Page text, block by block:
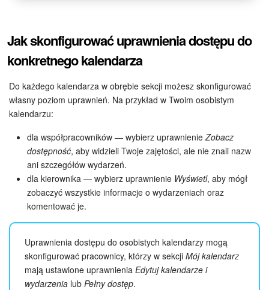
Jak skonfigurować uprawnienia dostępu do
konkretnego kalendarza
Do każdego kalendarza w obrębie sekcji możesz skonfigurować
własny poziom uprawnień. Na przykład w Twoim osobistym
kalendarzu:
dla współpracowników — wybierz uprawnienie Zobacz
dostępność, aby widzieli Twoje zajętości, ale nie znali nazw
ani szczegółów wydarzeń.
dla kierownika — wybierz uprawnienie Wyświetl, aby mógł
zobaczyć wszystkie informacje o wydarzeniach oraz
komentować je.
Uprawnienia dostępu do osobistych kalendarzy mogą
skonfigurować pracownicy, którzy w sekcji Mój kalendarz
mają ustawione uprawnienia Edytuj kalendarze i
wydarzenia lub Pełny dostęp.